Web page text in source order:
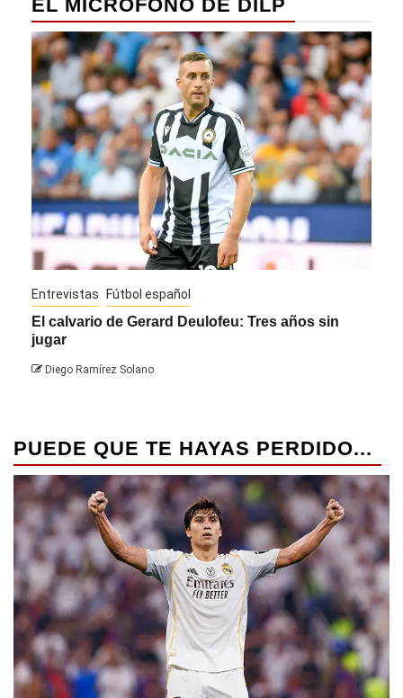
EL MICRÓFONO DE DILP
Entrevistas Fútbol español
El calvario de Gerard Deulofeu: Tres años sin
jugar
Diego Ramírez Solano
PUEDE QUE TE HAYAS PERDIDO...